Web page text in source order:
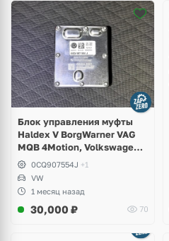
Блок управления муфты
Haldex V BorgWarner VAG
MQB 4Motion, Volkswagen
Tiguan
0CQ907554J +1
VW
1 месяц назад
30,000 ₽ 70
2 фото